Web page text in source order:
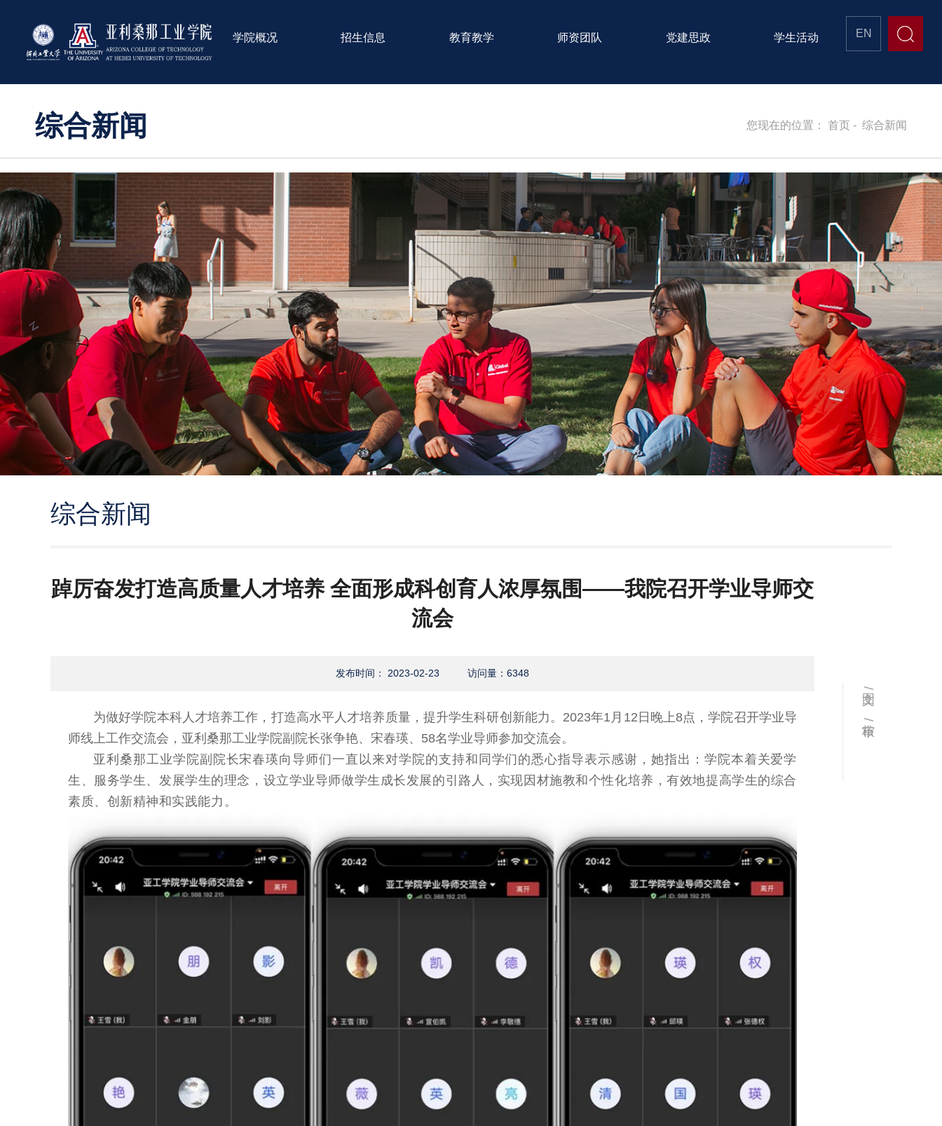
EN
学院概况 招生信息 教育教学 师资团队 党建思政 学生活动
您现在的位置： 首页 - 综合新闻
综合新闻
综合新闻
踔厉奋发打造高质量人才培养 全面形成科创育人浓厚氛围——我院召开学业导师交
流会
发布时间： 2023-02-23 访问量： 6348
为做好学院本科人才培养工作，打造高水平人才培养质量，提升学生科研创新能力。2023年1月12日晚上8点，学院召开学业导
师线上工作交流会，亚利桑那工业学院副院长张争艳、宋春瑛、58名学业导师参加交流会。
亚利桑那工业学院副院长宋春瑛向导师们一直以来对学院的支持和同学们的悉心指导表示感谢，她指出：学院本着关爱学
生、服务学生、发展学生的理念，设立学业导师做学生成长发展的引路人，实现因材施教和个性化培养，有效地提高学生的综合
素质、创新精神和实践能力。
文图 /
审核 /